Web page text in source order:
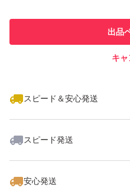
★単品や別々購入の場合、
めて取引」も） 購入前に「
合せ等）ので出品単位でご
★SOLD OUTでも在庫があ
★他の出品は「蒸気猫パー
スピード&安心発送
※このバッジは実績に基づく表示で
スピード＆安心発送
スピード発送
安心発送
出品
キ